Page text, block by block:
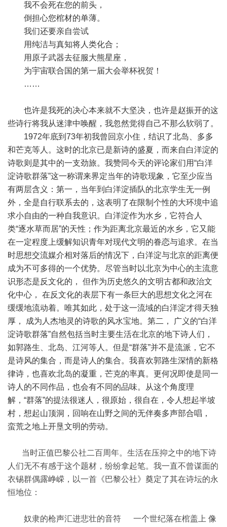
我不会死在您的前头，
倒担心您棺材的单薄。
我们还要亲自尝试
用纯洁与真知将人类化合；
用原子武器去征服大熊星座，
为宇宙联合国的第一届大会举杯祝贺！
……
也许是我死的决心本来就不大坚决，也许是赵振开的这
些诗行将我从迷津中唤醒，我忽然觉得自己不那么软弱了。
1972年底到73年初我曾回京小住，结识了北岛、多多
和芒克等人。这时的北京已是新诗的盛夏，而来自白洋淀的
诗歌则是其中的一支劲旅。我赞同今天的评论家们用“白洋
淀诗歌群落”这一称谓来界定当年的诗歌现象，它至少应当
有两层含义：第一，当年到白洋淀插队的北京学生无一例
外，全是自行联系去的，这表明了在限制个性的大环境中追
求小自由的一种自我意识。白洋淀作为水乡，它符合人
类“逐水草而居”的天性；作为距离北京最近的水乡，它又能
在一定程度上缓解知识青年对现代文明的眷恋与追求。在当
时思想交流媒介相对落后的情况下，白洋淀与北京的距离便
成为不可多得的一个优势。尽管当时以北京为中心的主流意
识形态是反文化的， 但作为历史悠久的文明古都和政治文
化中心， 在反文化的表层下有一条巨大的思想文化之河在
缓缓地流动着。唯其如此，处于这一流域的白洋淀才得天独
厚， 成为人杰地灵的诗歌的风水宝地。第二， 广义的“白洋
淀诗歌群落”自然包括当时主要生活在北京的地下诗人们，
如郭路生、北岛、江河等人。但是“群落”并不是流派，它不
是诗风的集合，而是诗人的集合。我喜欢郭路生深情的新格
律诗，也喜欢北岛的凝重，芒克的率真。更何况即使是同一
诗人的不同作品，也会有不同的品味。从这个角度理
解，“群落”的提法很迷人，很原始，很自在，令人想起半坡
村，想起山顶洞，回响在山野之间的无伴奏多声部合唱，
蛮荒之地上开垦文明的劳动。
当时正值巴黎公社二百周年。生活在压抑之中的地下诗
人们无不有感于这个题材，纷纷拿起笔。我一直不曾谋面的
衣锡群偶露峥嵘，以一首《巴黎公社》奠定了其在诗坛的永
恒地位：
奴隶的枪声汇进悲壮的音符 一个世纪落在棺盖上 像